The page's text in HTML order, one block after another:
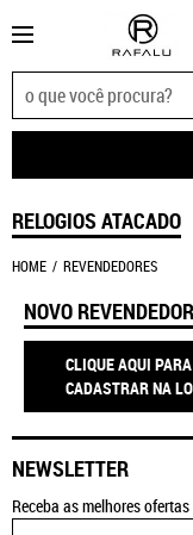
RELOGIOS ATACADO
HOME REVENDEDORES
NOVO
CLIQUE AQUI
CADASTRAR NA
NEWSLETTER
Receba as melhores